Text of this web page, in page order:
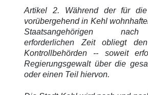
Artikel 2. Während der für
vorübergehend in Kehl
Staatsangehörigen
erforderlichen Zeit obliegt
Kontrollbehörden -- soweit
Regierungsgewalt über die
oder einen Teil hiervon.